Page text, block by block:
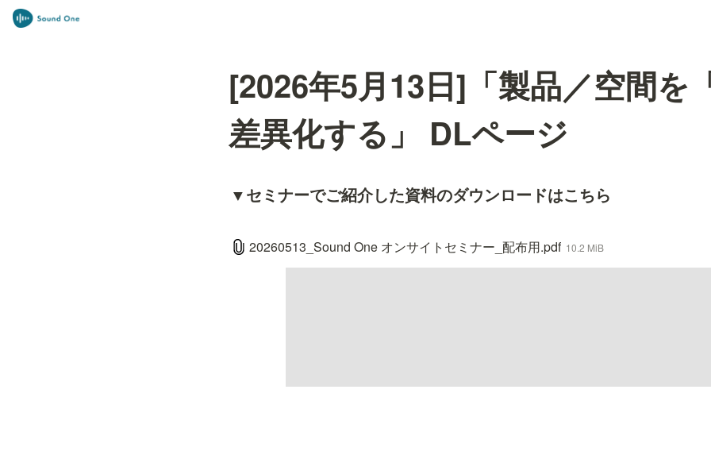
[2026年5月13日]「製品／空間を
差異化する」 DLページ
▼セミナーでご紹介した資料のダウンロードはこちら
20260513_Sound One オンサイトセミナー_配布用.pdf 10.2 MiB